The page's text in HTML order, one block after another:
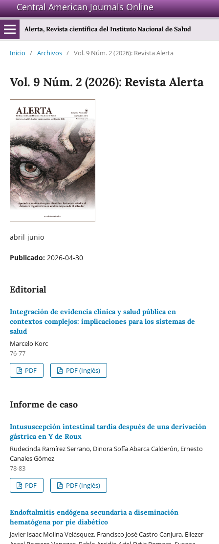
Central American Journals Online
Alerta, Revista científica del Instituto Nacional de Salud
Inicio / Archivos / Vol. 9 Núm. 2 (2026): Revista Alerta
Vol. 9 Núm. 2 (2026): Revista Alerta
abril-junio
Publicado: 2026-04-30
Editorial
Integración de evidencia clínica y salud pública en
contextos complejos: implicaciones para los sistemas de
salud
Marcelo Korc
76-77
PDF
PDF (Inglés)
Informe de caso
Intususcepción intestinal tardía después de una derivación
gástrica en Y de Roux
Rudecinda Ramírez Serrano, Dinora Sofía Abarca Calderón, Ernesto
Canales Gómez
78-83
PDF
PDF (Inglés)
Endoftalmitis endógena secundaria a diseminación
hematógena por pie diabético
Javier Isaac Molina Velásquez, Francisco José Castro Canjura, Eliezer